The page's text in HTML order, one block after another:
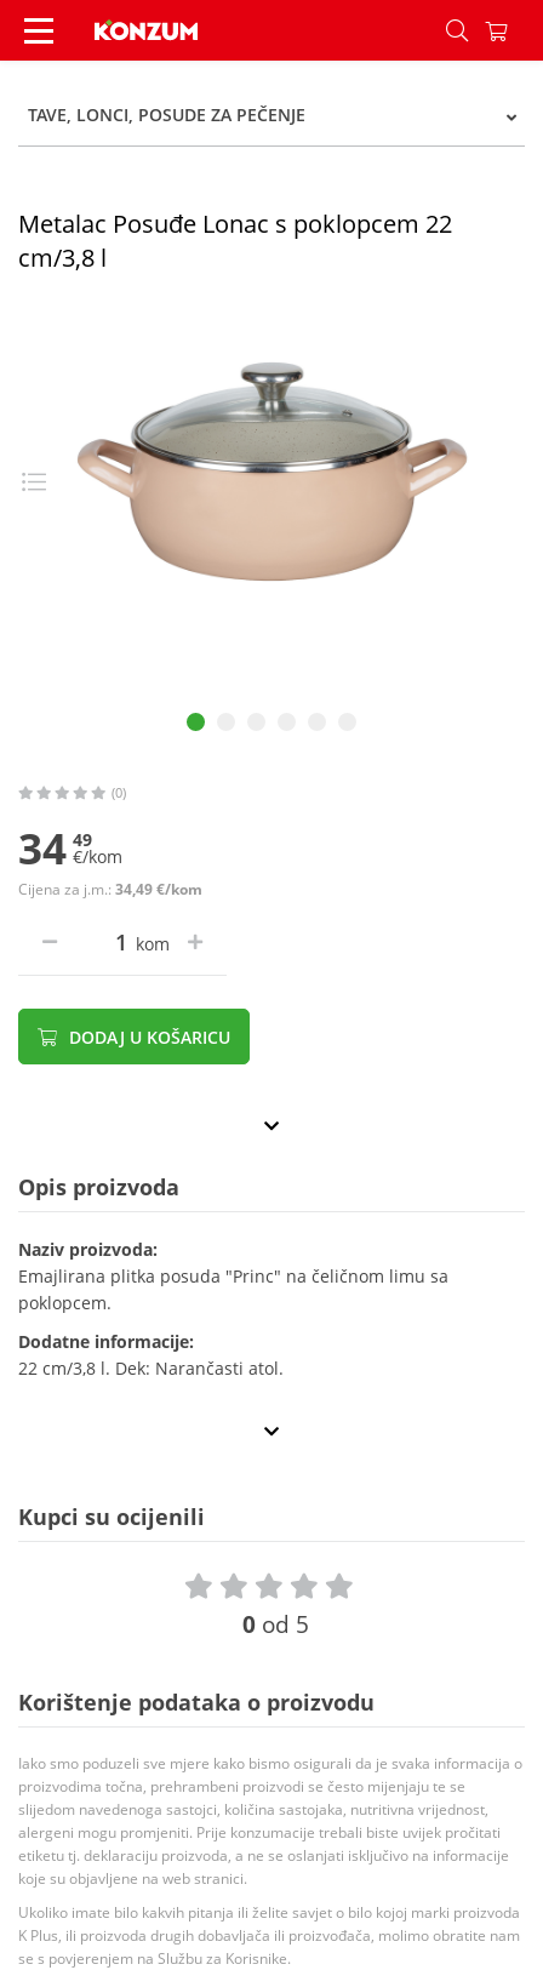
Metalac Posuđe Lonac s poklopcem 22 cm/3,8 l -
TAVE, LONCI, POSUDE ZA PEČENJE
Metalac Posuđe Lonac s poklopcem 22
cm/3,8 l
(0)
34 49
€/kom
Cijena za j.m.: 34,49 €/kom
kom
DODAJ U KOŠARICU
Opis proizvoda
Naziv proizvoda:
Emajlirana plitka posuda "Princ" na čeličnom limu sa
poklopcem.
Dodatne informacije:
22 cm/3,8 l. Dek: Narančasti atol.
Kupci su ocijenili
0 od 5
Korištenje podataka o proizvodu
Iako smo poduzeli sve mjere kako bismo osigurali da je svaka informacija o
proizvodima točna, prehrambeni proizvodi se često mijenjaju te se
slijedom navedenoga sastojci, količina sastojaka, nutritivna vrijednost,
alergeni mogu promjeniti. Prije konzumacije trebali biste uvijek pročitati
etiketu tj. deklaraciju proizvoda, a ne se oslanjati isključivo na informacije
koje su objavljene na web stranici.
Ukoliko imate bilo kakvih pitanja ili želite savjet o bilo kojoj marki proizvoda
K Plus, ili proizvoda drugih dobavljača ili proizvođača, molimo obratite nam
se s povjerenjem na Službu za Korisnike.